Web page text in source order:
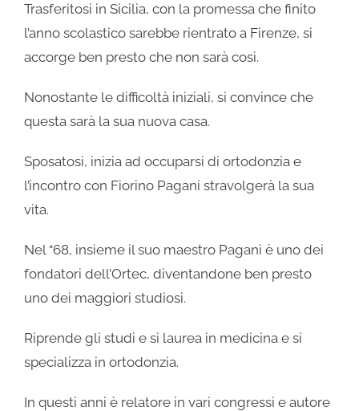
Trasferitosi in Sicilia, con la promessa che finito
l’anno scolastico sarebbe rientrato a Firenze, si
accorge ben presto che non sarà così.
Nonostante le difficoltà iniziali, si convince che
questa sarà la sua nuova casa.
Sposatosi, inizia ad occuparsi di ortodonzia e
l’incontro con Fiorino Pagani stravolgerà la sua
vita.
Nel “68, insieme il suo maestro Pagani è uno dei
fondatori dell’Ortec, diventandone ben presto
uno dei maggiori studiosi.
Riprende gli studi e si laurea in medicina e si
specializza in ortodonzia.
In questi anni è relatore in vari congressi e autore